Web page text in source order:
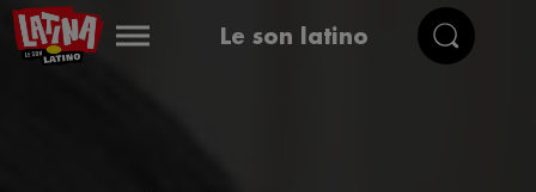
Le son latino